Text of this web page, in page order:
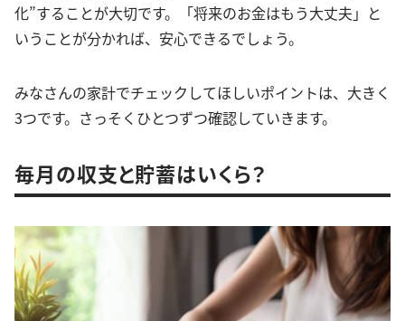
化”することが大切です。「将来のお金はもう大丈夫」と
いうことが分かれば、安心できるでしょう。
みなさんの家計でチェックしてほしいポイントは、大きく
3つです。さっそくひとつずつ確認していきます。
毎月の収支と貯蓄はいくら？